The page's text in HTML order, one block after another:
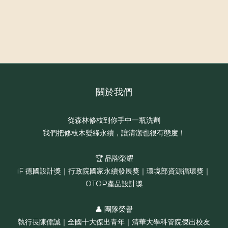
關於我們
從森林修枝到你手中一瓶洗劑
我們把修枝木變綠永續，讓清潔也很有態度！
🏆 品牌榮耀
iF 德國設計獎｜行政院國家永續發展獎｜環境部資源循環獎｜
OTOP產品設計獎
👤 團隊榮譽
執行長陳偉誠｜全國十大傑出青年｜清華大學科管院傑出校友